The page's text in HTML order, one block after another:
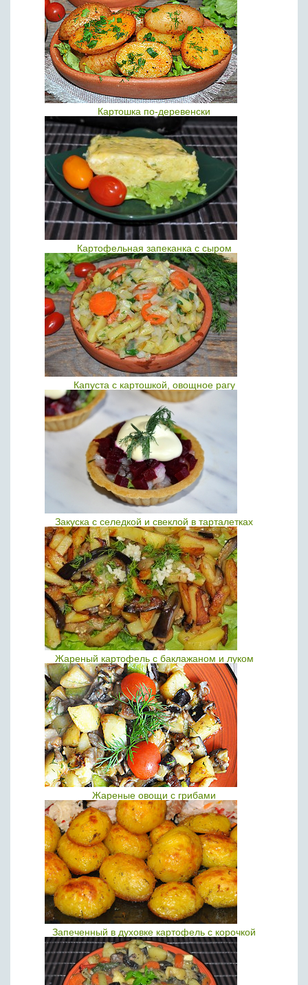
Картошка по-деревенски
Картофельная запеканка с сыром
Капуста с картошкой, овощное рагу
Закуска с селедкой и свеклой в тарталетках
Жареный картофель с баклажаном и луком
Жареные овощи с грибами
Запеченный в духовке картофель с корочкой